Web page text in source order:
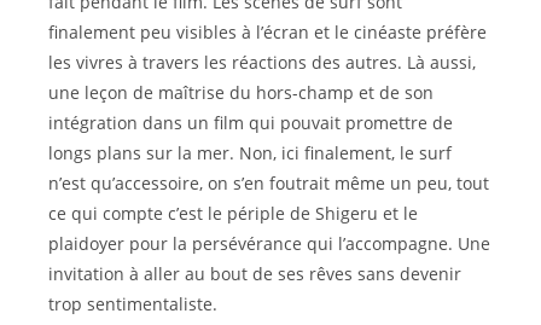
finalement peu visibles à l’écran et le cinéaste préfère
les vivres à travers les réactions des autres. Là aussi,
une leçon de maîtrise du hors-champ et de son
intégration dans un film qui pouvait promettre de
longs plans sur la mer. Non, ici finalement, le surf
n’est qu’accessoire, on s’en foutrait même un peu, tout
ce qui compte c’est le périple de Shigeru et le
plaidoyer pour la persévérance qui l’accompagne. Une
invitation à aller au bout de ses rêves sans devenir
trop sentimentaliste.